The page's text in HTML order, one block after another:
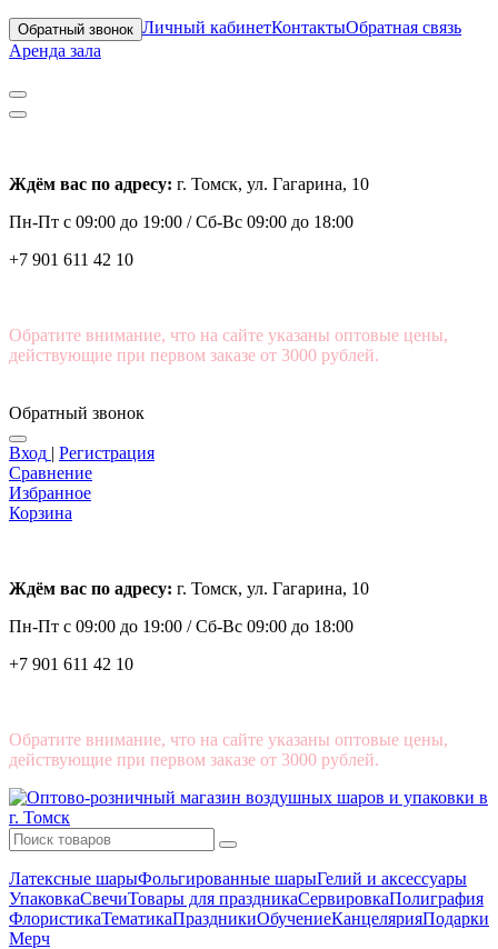
Обратный звонок Личный кабинетКонтактыОбратная связь
Аренда зала
Ждём вас по адресу: г. Томск, ул. Гагарина, 10
Пн-Пт с 09:00 до 19:00 /Сб-Вс 09:00 до 18:00
+7 901 611 42 10
Обратите внимание, что на сайте указаны оптовые цены,
действующие при первом заказе от 3000 рублей.
Обратный звонок
Вход | Регистрация
Сравнение
Избранное
Корзина
Ждём вас по адресу: г. Томск, ул. Гагарина, 10
Пн-Пт с 09:00 до 19:00 /Сб-Вс 09:00 до 18:00
+7 901 611 42 10
Обратите внимание, что на сайте указаны оптовые цены,
действующие при первом заказе от 3000 рублей.
Латексные шарыФольгированные шарыГелий и аксессуары
УпаковкаСвечиТовары для праздникаСервировкаПолиграфия
ФлористикаТематикаПраздникиОбучениеКанцелярияПодарки
Мерч